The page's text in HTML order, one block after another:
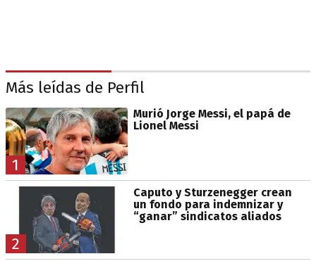
Más leídas de Perfil
1
Murió Jorge Messi, el papá de
Lionel Messi
2
Caputo y Sturzenegger crean
un fondo para indemnizar y
“ganar” sindicatos aliados